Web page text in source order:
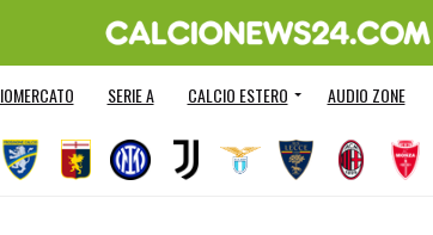
SERIE A CALCIO ESTERO AUDIO ZONE